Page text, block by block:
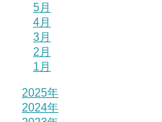
5月
4月
3月
2月
1月
2025年
2024年